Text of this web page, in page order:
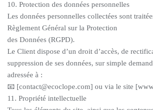
10. Protection des données personnelles
Les données personnelles collectées sont
Règlement Général sur la Protection
des Données (RGPD).
Le Client dispose d’un droit d’accès, de
suppression de ses données, sur simple
adressée à :
📧 [contact@ecoclope.com] ou via le site
11. Propriété intellectuelle